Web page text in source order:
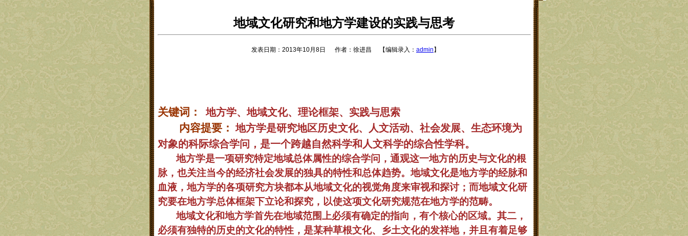
地域文化研究和地方学建设的实践与思考
发表日期：2013年10月8日 作者：徐进昌 【编辑录入： admin 】
关键词： 地方学、地域文化、理论框架、实践与思索
内容提要： 地方学是研究地区历史文化、人文活动、社会发展、生态环境为
对象的科际综合学问，是一个跨越自然科学和人文科学的综合性学科。
地方学是一项研究特定地域总体属性的综合学问，通观这一地方的历史与文化的根
脉，也关注当今的经济社会发展的独具的特性和总体趋势。地域文化是地方学的经脉和
血液，地方学的各项研究方块都本从地域文化的视觉角度来审视和探讨；而地域文化研
究要在地方学总体框架下立论和探究，以使这项文化研究规范在地方学的范畴。
地域文化和地方学首先在地域范围上必须有确定的指向，有个核心的区域。其二，
必须有独特的历史的文化的特性，是某种草根文化、乡土文化的发祥地，并且有着足够